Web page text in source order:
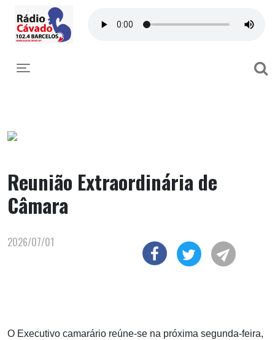
Toggle navigation
Reunião Extraordinária de
Câmara
2026/07/01
O Executivo camarário reúne-se na próxima segunda-feira,